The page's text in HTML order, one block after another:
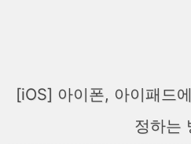
[iOS] 아이폰, 아이패드
정하는